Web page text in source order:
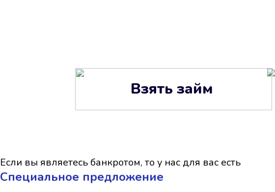
Взять займ
Если вы являетесь банкротом, то у нас для вас есть
Cпециальное предложение